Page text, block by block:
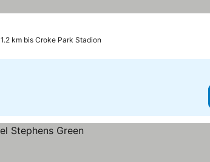
1.2 km bis Croke Park Stadion